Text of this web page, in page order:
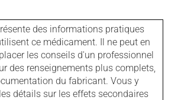
des informations pratiques
ce médicament. Il ne peut en
les conseils d'un professionnel
des renseignements plus complets,
du fabricant. Vous y
détails sur les effets secondaires